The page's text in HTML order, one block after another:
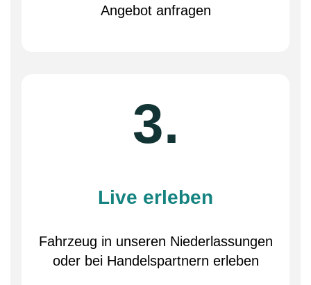
Angebot anfragen
3.
Live erleben
Fahrzeug in unseren Niederlassungen
oder bei Handelspartnern erleben